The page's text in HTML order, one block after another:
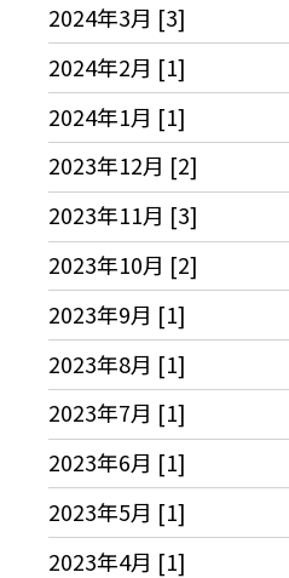
2024年3月 [3]
2024年2月 [1]
2024年1月 [1]
2023年12月 [2]
2023年11月 [3]
2023年10月 [2]
2023年9月 [1]
2023年8月 [1]
2023年7月 [1]
2023年6月 [1]
2023年5月 [1]
2023年4月 [1]